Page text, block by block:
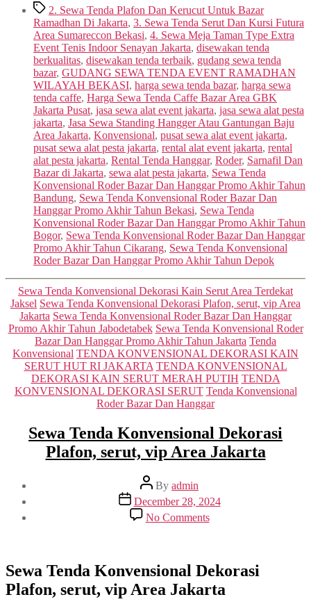
Tags2. Sewa Tenda Plafon Dan Kerucut Untuk Bazar
Ramadhan Di Jakarta, 3. Sewa Tenda Serut Dan Kursi Futura
Area Sumareccon Bekasi, 4. Sewa Meja Taman Type Extra
Event Tenis Indoor Senayan Jakarta, disewakan tenda
berkualitas, disewakan tenda terbaik, gudang sewa tenda
bazar, GUDANG SEWA TENDA EVENT RAMADHAN
WILAYAH BEKASI, harga sewa tenda bazar, harga sewa
tenda caffe, Harga Sewa Tenda Caffe Bazar Area GBK
Jakarta Pusat, jasa sewa alat event jakarta, jasa sewa alat pesta
jakarta, Jasa Sewa Standing Hangger Atau Gantungan Baju
Area Jakarta, Konvensional, pusat sewa alat event jakarta,
pusat sewa alat pesta jakarta, rental alat event jakarta, rental
alat pesta jakarta, Rental Tenda Hanggar, Roder, Sarnafil Dan
Bazar di Jakarta, sewa alat pesta jakarta, Sewa Tenda
Konvensional Roder Bazar Dan Hanggar Promo Akhir Tahun
Bandung, Sewa Tenda Konvensional Roder Bazar Dan
Hanggar Promo Akhir Tahun Bekasi, Sewa Tenda
Konvensional Roder Bazar Dan Hanggar Promo Akhir Tahun
Bogor, Sewa Tenda Konvensional Roder Bazar Dan Hanggar
Promo Akhir Tahun Cikarang, Sewa Tenda Konvensional
Roder Bazar Dan Hanggar Promo Akhir Tahun Depok
Categories
Sewa Tenda Konvensional Dekorasi Kain Serut Area Terdekat
Jaksel Sewa Tenda Konvensional Dekorasi Plafon, serut, vip Area
Jakarta Sewa Tenda Konvensional Roder Bazar Dan Hanggar
Promo Akhir Tahun Jabodetabek Sewa Tenda Konvensional Roder
Bazar Dan Hanggar Promo Akhir Tahun Jakarta Tenda
Konvensional TENDA KONVENSIONAL DEKORASI KAIN
SERUT HUT RI JAKARTA TENDA KONVENSIONAL
DEKORASI KAIN SERUT MERAH PUTIH TENDA
KONVENSIONAL DEKORASI SERUT Tenda Konvensional
Roder Bazar Dan Hanggar
Sewa Tenda Konvensional Dekorasi
Plafon, serut, vip Area Jakarta
Post
author
By admin
Post
date
December 28, 2024
No Commentson
Sewa
Dekorasi
Plafon,
serut,
Sewa Tenda Konvensional Dekorasi
Plafon, serut, vip Area Jakarta